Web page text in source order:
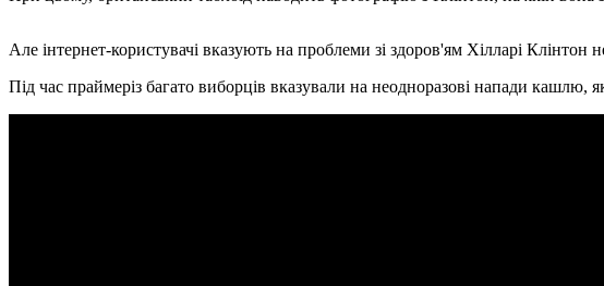
Але інтернет-користувачі вказують на проблеми зі здоров'ям Хілларі Клінтон
Під час праймеріз багато виборців вказували на неодноразові напади